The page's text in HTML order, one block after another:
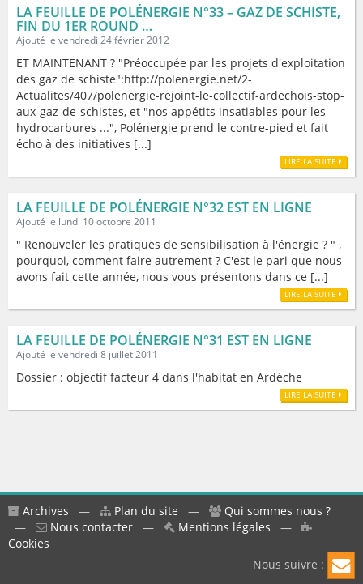
LA FEUILLE DE POLÉNERGIE N°33 – GAZ DE SCHISTE,
FIN DU 1ER ROUND …
Ajouté le vendredi 24 février 2012
ET MAINTENANT ? "Préoccupée par les projets d'exploitation
des gaz de schiste":http://polenergie.net/2-
Actualites/407/polenergie-rejoint-le-collectif-ardechois-stop-
aux-gaz-de-schistes, et "nos appétits insatiables pour les
hydrocarbures ...", Polénergie prend le contre-pied et fait
écho à des initiatives [...]
LIRE LA SUITE
LA FEUILLE DE POLÉNERGIE N°32 EST EN LIGNE
Ajouté le lundi 10 octobre 2011
" Renouveler les pratiques de sensibilisation à l'énergie ? " ,
pourquoi, comment faire autrement ? C'est le pari que nous
avons fait cette année, nous vous présentons dans ce [...]
LIRE LA SUITE
LA FEUILLE DE POLÉNERGIE N°31 EST EN LIGNE
Ajouté le vendredi 8 juillet 2011
Dossier : objectif facteur 4 dans l'habitat en Ardèche
LIRE LA SUITE
Archives — Plan du site —
Qui sommes nous ?
—
Nous contacter — Mentions légales —
Cookies
Nous suivre :